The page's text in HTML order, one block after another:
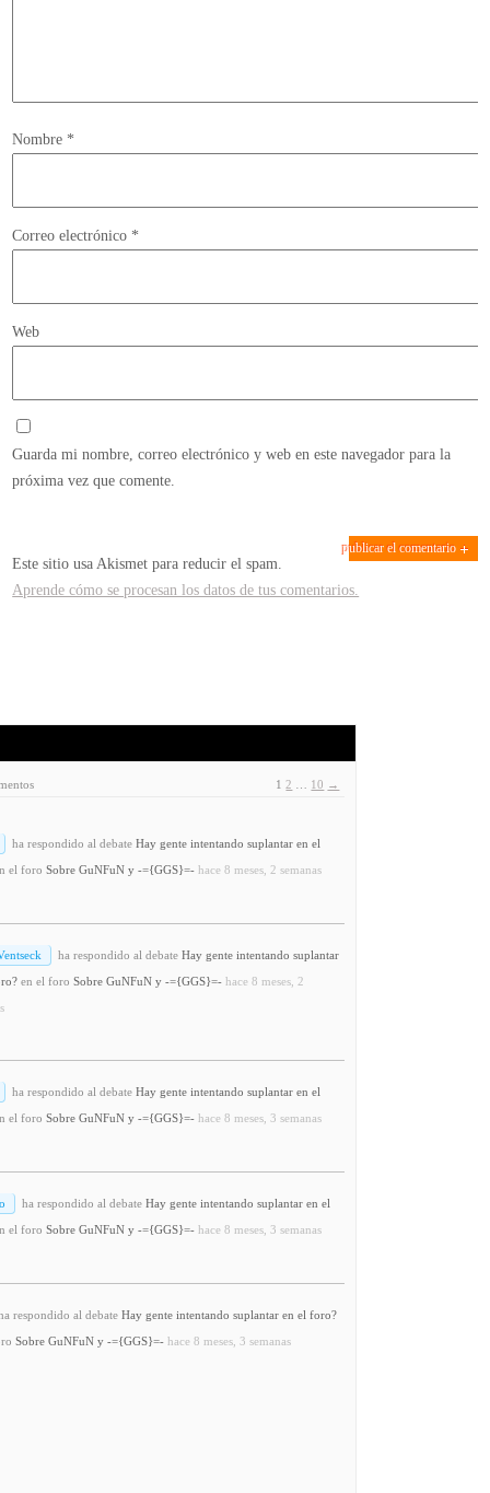
Nombre *
Correo electrónico *
Web
Guarda mi nombre, correo electrónico y web en este navegador para la
próxima vez que comente.
Este sitio usa Akismet para reducir el spam.
Aprende cómo se procesan los datos de tus comentarios.
1 2 10 →
ha respondido al debate Hay gente intentando suplantar en el
el foro Sobre GuNFuN y -={GGS}=- hace 8 meses, 2 semanas
ha respondido al debate Hay gente intentando suplantar
en el foro Sobre GuNFuN y -={GGS}=- hace 8 meses, 2
ha respondido al debate Hay gente intentando suplantar en el
el foro Sobre GuNFuN y -={GGS}=- hace 8 meses, 3 semanas
ha respondido al debate Hay gente intentando suplantar en el
el foro Sobre GuNFuN y -={GGS}=- hace 8 meses, 3 semanas
respondido al debate Hay gente intentando suplantar en el foro?
Sobre GuNFuN y -={GGS}=- hace 8 meses, 3 semanas